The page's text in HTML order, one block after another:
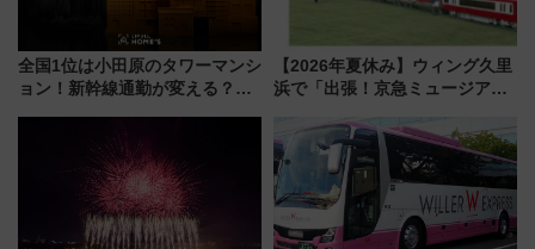
全国1位は小田原のタワーマンシ
ョン！新幹線通勤が変える？
【新築マンション人気ランキン
【2026年夏休み】ウィング久里
浜で「出張！京急ミュージア
ラリーや子ども制服撮影も